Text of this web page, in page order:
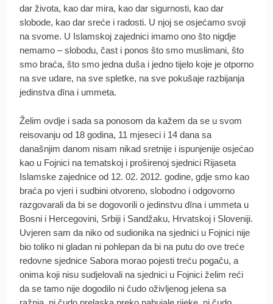
dar života, kao dar mira, kao dar sigurnosti, kao dar
slobode, kao dar sreće i radosti. U njoj se osjećamo svoji
na svome. U Islamskoj zajednici imamo ono što nigdje
nemamo – slobodu, čast i ponos što smo muslimani, što
smo braća, što smo jedna duša i jedno tijelo koje je otporno
na sve udare, na sve spletke, na sve pokušaje razbijanja
jedinstva dīna i ummeta.
Želim ovdje i sada sa ponosom da kažem da se u svom
reisovanju od 18 godina, 11 mjeseci i 14 dana sa
današnjim danom nisam nikad sretnije i ispunjenije osjećao
kao u Fojnici na tematskoj i proširenoj sjednici Rijaseta
Islamske zajednice od 12. 02. 2012. godine, gdje smo kao
braća po vjeri i sudbini otvoreno, slobodno i odgovorno
razgovarali da bi se dogovorili o jedinstvu dīna i ummeta u
Bosni i Hercegovini, Srbiji i Sandžaku, Hrvatskoj i Sloveniji.
Uvjeren sam da niko od sudionika na sjednici u Fojnici nije
bio toliko ni gladan ni pohlepan da bi na putu do ove treće
redovne sjednice Sabora morao pojesti treću pogaču, a
onima koji nisu sudjelovali na sjednici u Fojnici želim reći
da se tamo nije dogodilo ni čudo oživljenog jelena sa